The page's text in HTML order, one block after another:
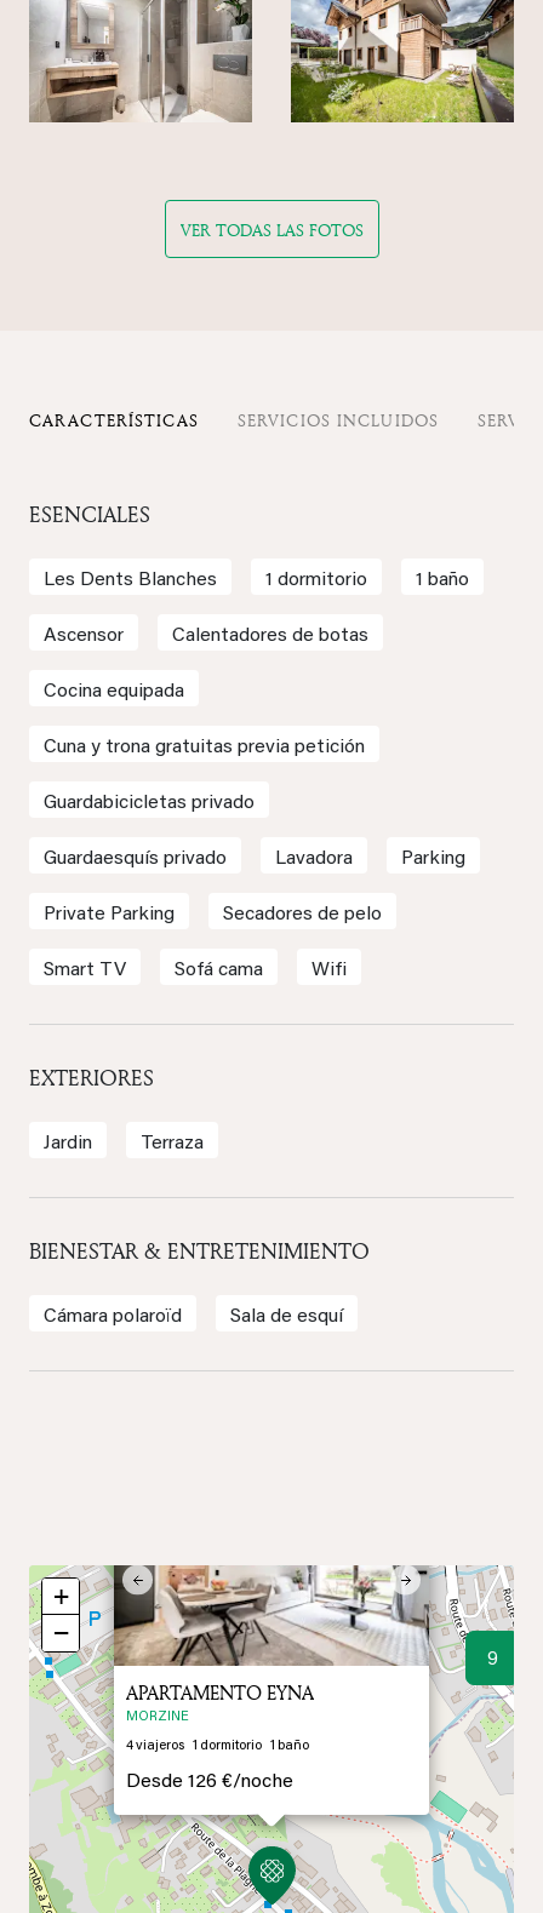
VER TODAS LAS FOTOS
CARACTERÍSTICAS SERVICIOS INCLUIDOS
ESENCIALES
Les Dents Blanches 1 dormitorio 1 baño
Ascensor Calentadores de botas
Cocina equipada
Cuna y trona gratuitas previa petición
Guardabicicletas privado
Guardaesquís privado Lavadora Parking
Private Parking Secadores de pelo
Smart TV Sofá cama Wifi
EXTERIORES
Jardin Terraza
BIENESTAR & ENTRETENIMIENTO
Cámara polaroïd Sala de esquí
9
Previous Next
APARTAMENTO EYNA
MORZINE
4viajeros 1 dormitorio 1 baño
Desde 126 €/noche
+
−